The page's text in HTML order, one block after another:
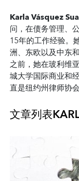
Karla Vásquez
问，在债务管理、
15年的工作经验。
洲、东欧以及中东
之前，她在玻利维
城大学国际商业和
直是纽约州律师协
文章列表